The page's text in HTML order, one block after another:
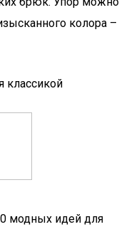
колора –
классикой
модных идей для